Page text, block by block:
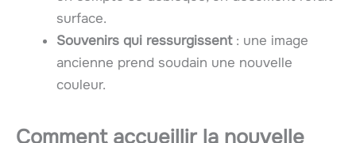
surface.
Souvenirs qui ressurgissent: une image
ancienne prend soudain une nouvelle
couleur.
Comment accueillir la nouvelle